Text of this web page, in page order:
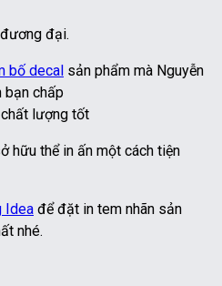
đại.
bố decal sản phẩm mà Nguyễn
bạn chấp
lượng tốt
hữu thể in ấn một cách tiện
Idea để đặt in tem nhãn sản
nhé.